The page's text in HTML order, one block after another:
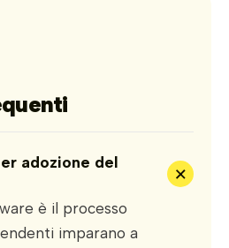
adozione del
+
è il processo
imparano a